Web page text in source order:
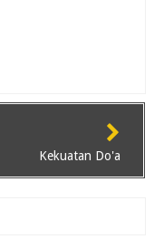
Kekuatan Do'a